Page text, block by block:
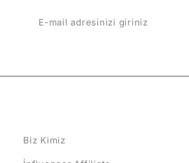
Biz Kimiz